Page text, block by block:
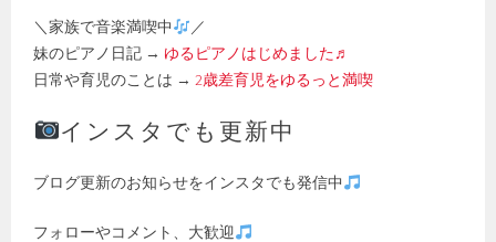
＼家族で音楽満喫中
／
妹のピアノ日記 → ゆるピアノはじめました♬
日常や育児のことは →2歳差育児をゆるっと満喫
インスタでも更新中
ブログ更新のお知らせをインスタでも発信中
フォローやコメント、大歓迎